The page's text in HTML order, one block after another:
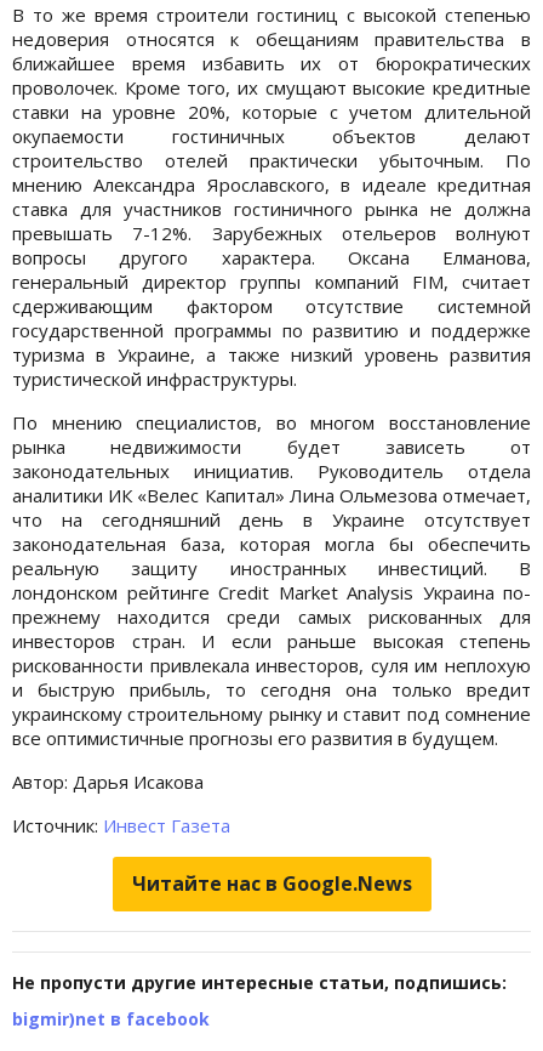
В то же время строители гостиниц с высокой степенью
недоверия относятся к обещаниям правительства в
ближайшее время избавить их от бюрократических
проволочек. Кроме того, их смущают высокие кредитные
ставки на уровне 20%, которые с учетом длительной
окупаемости гостиничных объектов делают
строительство отелей практически убыточным. По
мнению Александра Ярославского, в идеале кредитная
ставка для участников гостиничного рынка не должна
превышать 7-12%. Зарубежных отельеров волнуют
вопросы другого характера. Оксана Елманова,
генеральный директор группы компаний FIM, считает
сдерживающим фактором отсутствие системной
государственной программы по развитию и поддержке
туризма в Украине, а также низкий уровень развития
туристической инфраструктуры.
По мнению специалистов, во многом восстановление
рынка недвижимости будет зависеть от
законодательных инициатив. Руководитель отдела
аналитики ИК «Велес Капитал» Лина Ольмезова отмечает,
что на сегодняшний день в Украине отсутствует
законодательная база, которая могла бы обеспечить
реальную защиту иностранных инвестиций. В
лондонском рейтинге Credit Market Analysis Украина по-
прежнему находится среди самых рискованных для
инвесторов стран. И если раньше высокая степень
рискованности привлекала инвесторов, суля им неплохую
и быструю прибыль, то сегодня она только вредит
украинскому строительному рынку и ставит под сомнение
все оптимистичные прогнозы его развития в будущем.
Автор: Дарья Исакова
Источник: Инвест Газета
Читайте нас в Google.News
Не пропусти другие интересные статьи, подпишись:
bigmir)net в facebook